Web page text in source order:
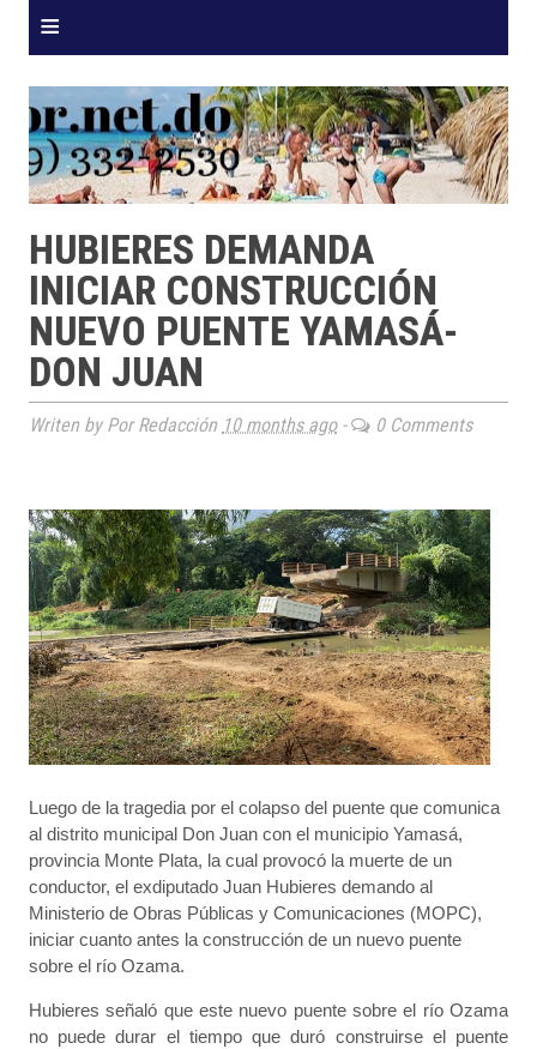
≡
HUBIERES DEMANDA
INICIAR CONSTRUCCIÓN
NUEVO PUENTE YAMASÁ-
DON JUAN
Writen by Por Redacción 10 months ago- 0 Comments
Luego de la tragedia por el colapso del puente que comunica
al distrito municipal Don Juan con el municipio Yamasá,
provincia Monte Plata, la cual provocó la muerte de un
conductor, el exdiputado Juan Hubieres demando al
Ministerio de Obras Públicas y Comunicaciones (MOPC),
iniciar cuanto antes la construcción de un nuevo puente
sobre el río Ozama.
Hubieres señaló que este nuevo puente sobre el río Ozama
no puede durar el tiempo que duró construirse el puente